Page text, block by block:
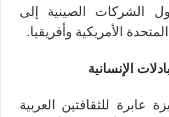
الشركات الصينية إلى
الأمريكية وأفريقيا.
الإنسانية
عابرة للثقافتين العربية